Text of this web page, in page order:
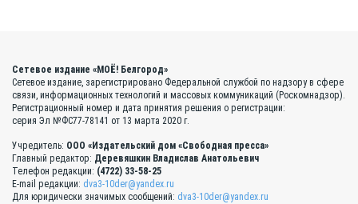
Сетевое издание «МОЁ! Белгород»
Сетевое издание, зарегистрировано Федеральной службой по надзору в сфере
связи, информационных технологий и массовых коммуникаций (Роскомнадзор).
Регистрационный номер и дата принятия решения о регистрации:
серия Эл №ФС77-78141 от 13 марта 2020 г.
Учредитель: ООО «Издательский дом «Свободная пресса»
Главный редактор: Деревяшкин Владислав Анатольевич
Телефон редакции: (4722) 33-58-25
E-mail редакции: dva3-10der@yandex.ru
Для юридически значимых сообщений: dva3-10der@yandex.ru